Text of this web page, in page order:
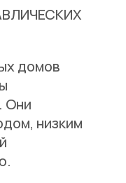
домов
Они
низким